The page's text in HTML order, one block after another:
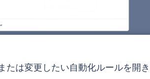
たは変更したい自動化ルールを開